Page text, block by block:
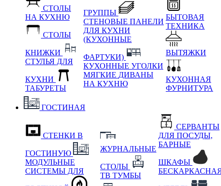
СТОЛЫ
НА КУХНЮ
СТОЛЫ
КНИЖКИ
СТУЛЬЯ ДЛЯ
КУХНИ
ТАБУРЕТЫ
ГРУППЫ
СТЕНОВЫЕ ПАНЕЛИ
ДЛЯ КУХНИ
(КУХОННЫЕ
ФАРТУКИ)
КУХОННЫЕ УГОЛКИ
МЯГКИЕ ДИВАНЫ
НА КУХНЮ
БЫТОВАЯ
ТЕХНИКА
ВЫТЯЖКИ
КУХОННАЯ
ФУРНИТУРА
ГОСТИНАЯ
СТЕНКИ В
ГОСТИНУЮ
МОДУЛЬНЫЕ
СИСТЕМЫ ДЛЯ
ЖУРНАЛЬНЫЕ
СТОЛЫ
ТВ ТУМБЫ
СЕРВАНТЫ
ДЛЯ ПОСУДЫ,
БАРНЫЕ
ШКАФЫ